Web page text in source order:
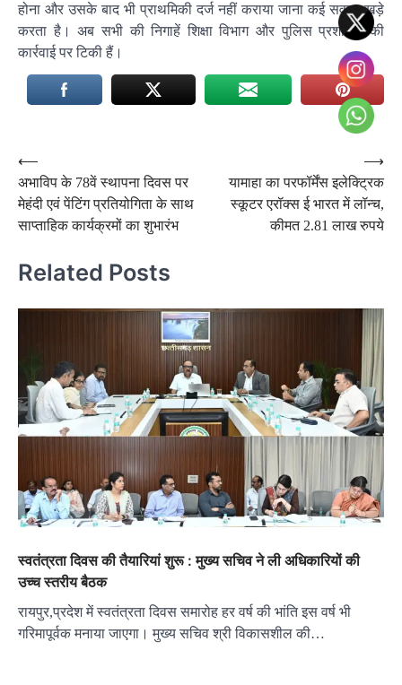
होना और उसके बाद भी प्राथमिकी दर्ज नहीं कराया जाना कई सवाल खड़े
करता है। अब सभी की निगाहें शिक्षा विभाग और पुलिस प्रशासन की
कार्रवाई पर टिकी हैं।
Post
navigation
⟵
अभाविप के 78वें स्थापना दिवस पर
मेहंदी एवं पेंटिंग प्रतियोगिता के साथ
साप्ताहिक कार्यक्रमों का शुभारंभ
यामाहा का परफॉर्मेंस इलेक्ट्रिक
स्कूटर एरॉक्स ई भारत में लॉन्च,
कीमत 2.81 लाख रुपये
⟶
Related Posts
स्वतंत्रता दिवस की तैयारियां शुरू : मुख्य सचिव ने ली अधिकारियों की
उच्च स्तरीय बैठक
रायपुर,प्रदेश में स्वतंत्रता दिवस समारोह हर वर्ष की भांति इस वर्ष भी
गरिमापूर्वक मनाया जाएगा। मुख्य सचिव श्री विकासशील की…